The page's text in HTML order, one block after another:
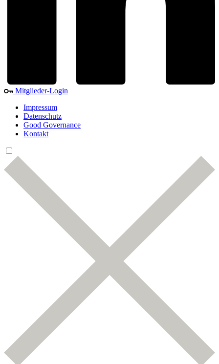
Mitglieder-Login
Impressum
Datenschutz
Good Governance
Kontakt